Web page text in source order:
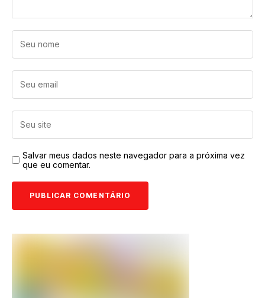
Salvar meus dados neste navegador para a próxima vez
que eu comentar.